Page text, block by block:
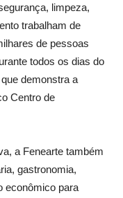
limpeza,
trabalham de
de pessoas
todos os dias do
demonstra a
Centro de
a Fenearte também
gastronomia,
econômico para